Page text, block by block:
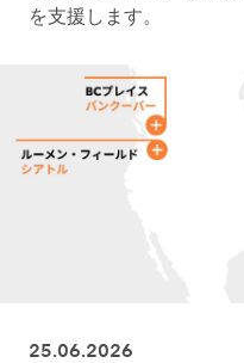
を支援します。
25.06.2026